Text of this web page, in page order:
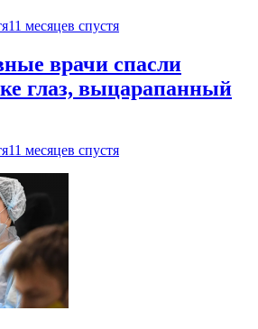
11 месяцев спустя
врачи спасли
глаз, выцарапанный
11 месяцев спустя